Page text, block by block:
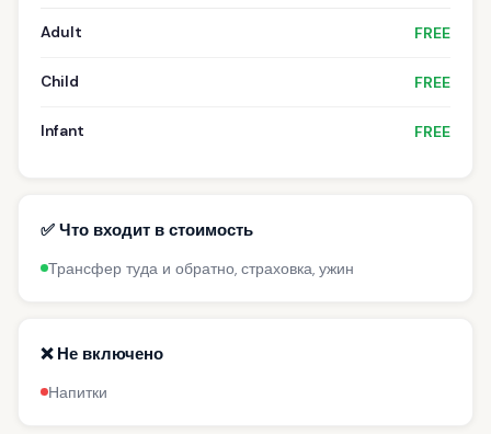
Adult FREE
Child FREE
Infant FREE
✅ Что входит в стоимость
Трансфер туда и обратно, страховка, ужин
❌ Не включено
Напитки